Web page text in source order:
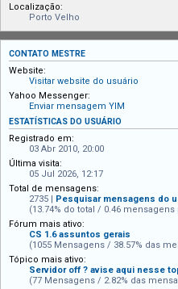
Localização:
Porto Velho
CONTATO MESTRE
Website:
Visitar website do usuário
Yahoo Messenger:
Enviar mensagem YIM
ESTATÍSTICAS DO USUÁRIO
Registrado em:
03 Abr 2010, 20:00
Última visita:
05 Jul 2026, 12:17
Total de mensagens:
2735 | Pesquisar mensagens do
(13.74% do total / 0.46 mensagens
Fórum mais ativo:
CS 1.6 assuntos gerais
(1055 Mensagens / 38.57% das
Tópico mais ativo:
Servidor off ? avise aqui nesse
(77 Mensagens / 2.82% das